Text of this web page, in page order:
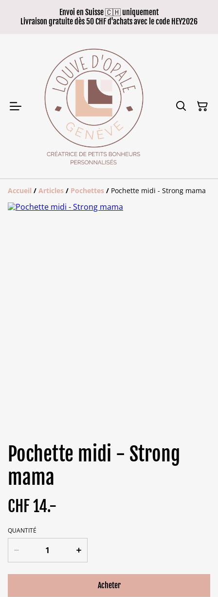
Envoi en Suisse 🇨🇭 uniquement
Livraison gratuite dès 50 CHF d'achats avec le code HEY2026
Accueil / Articles / Pochettes / Pochette midi - Strong mama
Pochette midi - Strong
mama
CHF 14.-
QUANTITÉ
Acheter